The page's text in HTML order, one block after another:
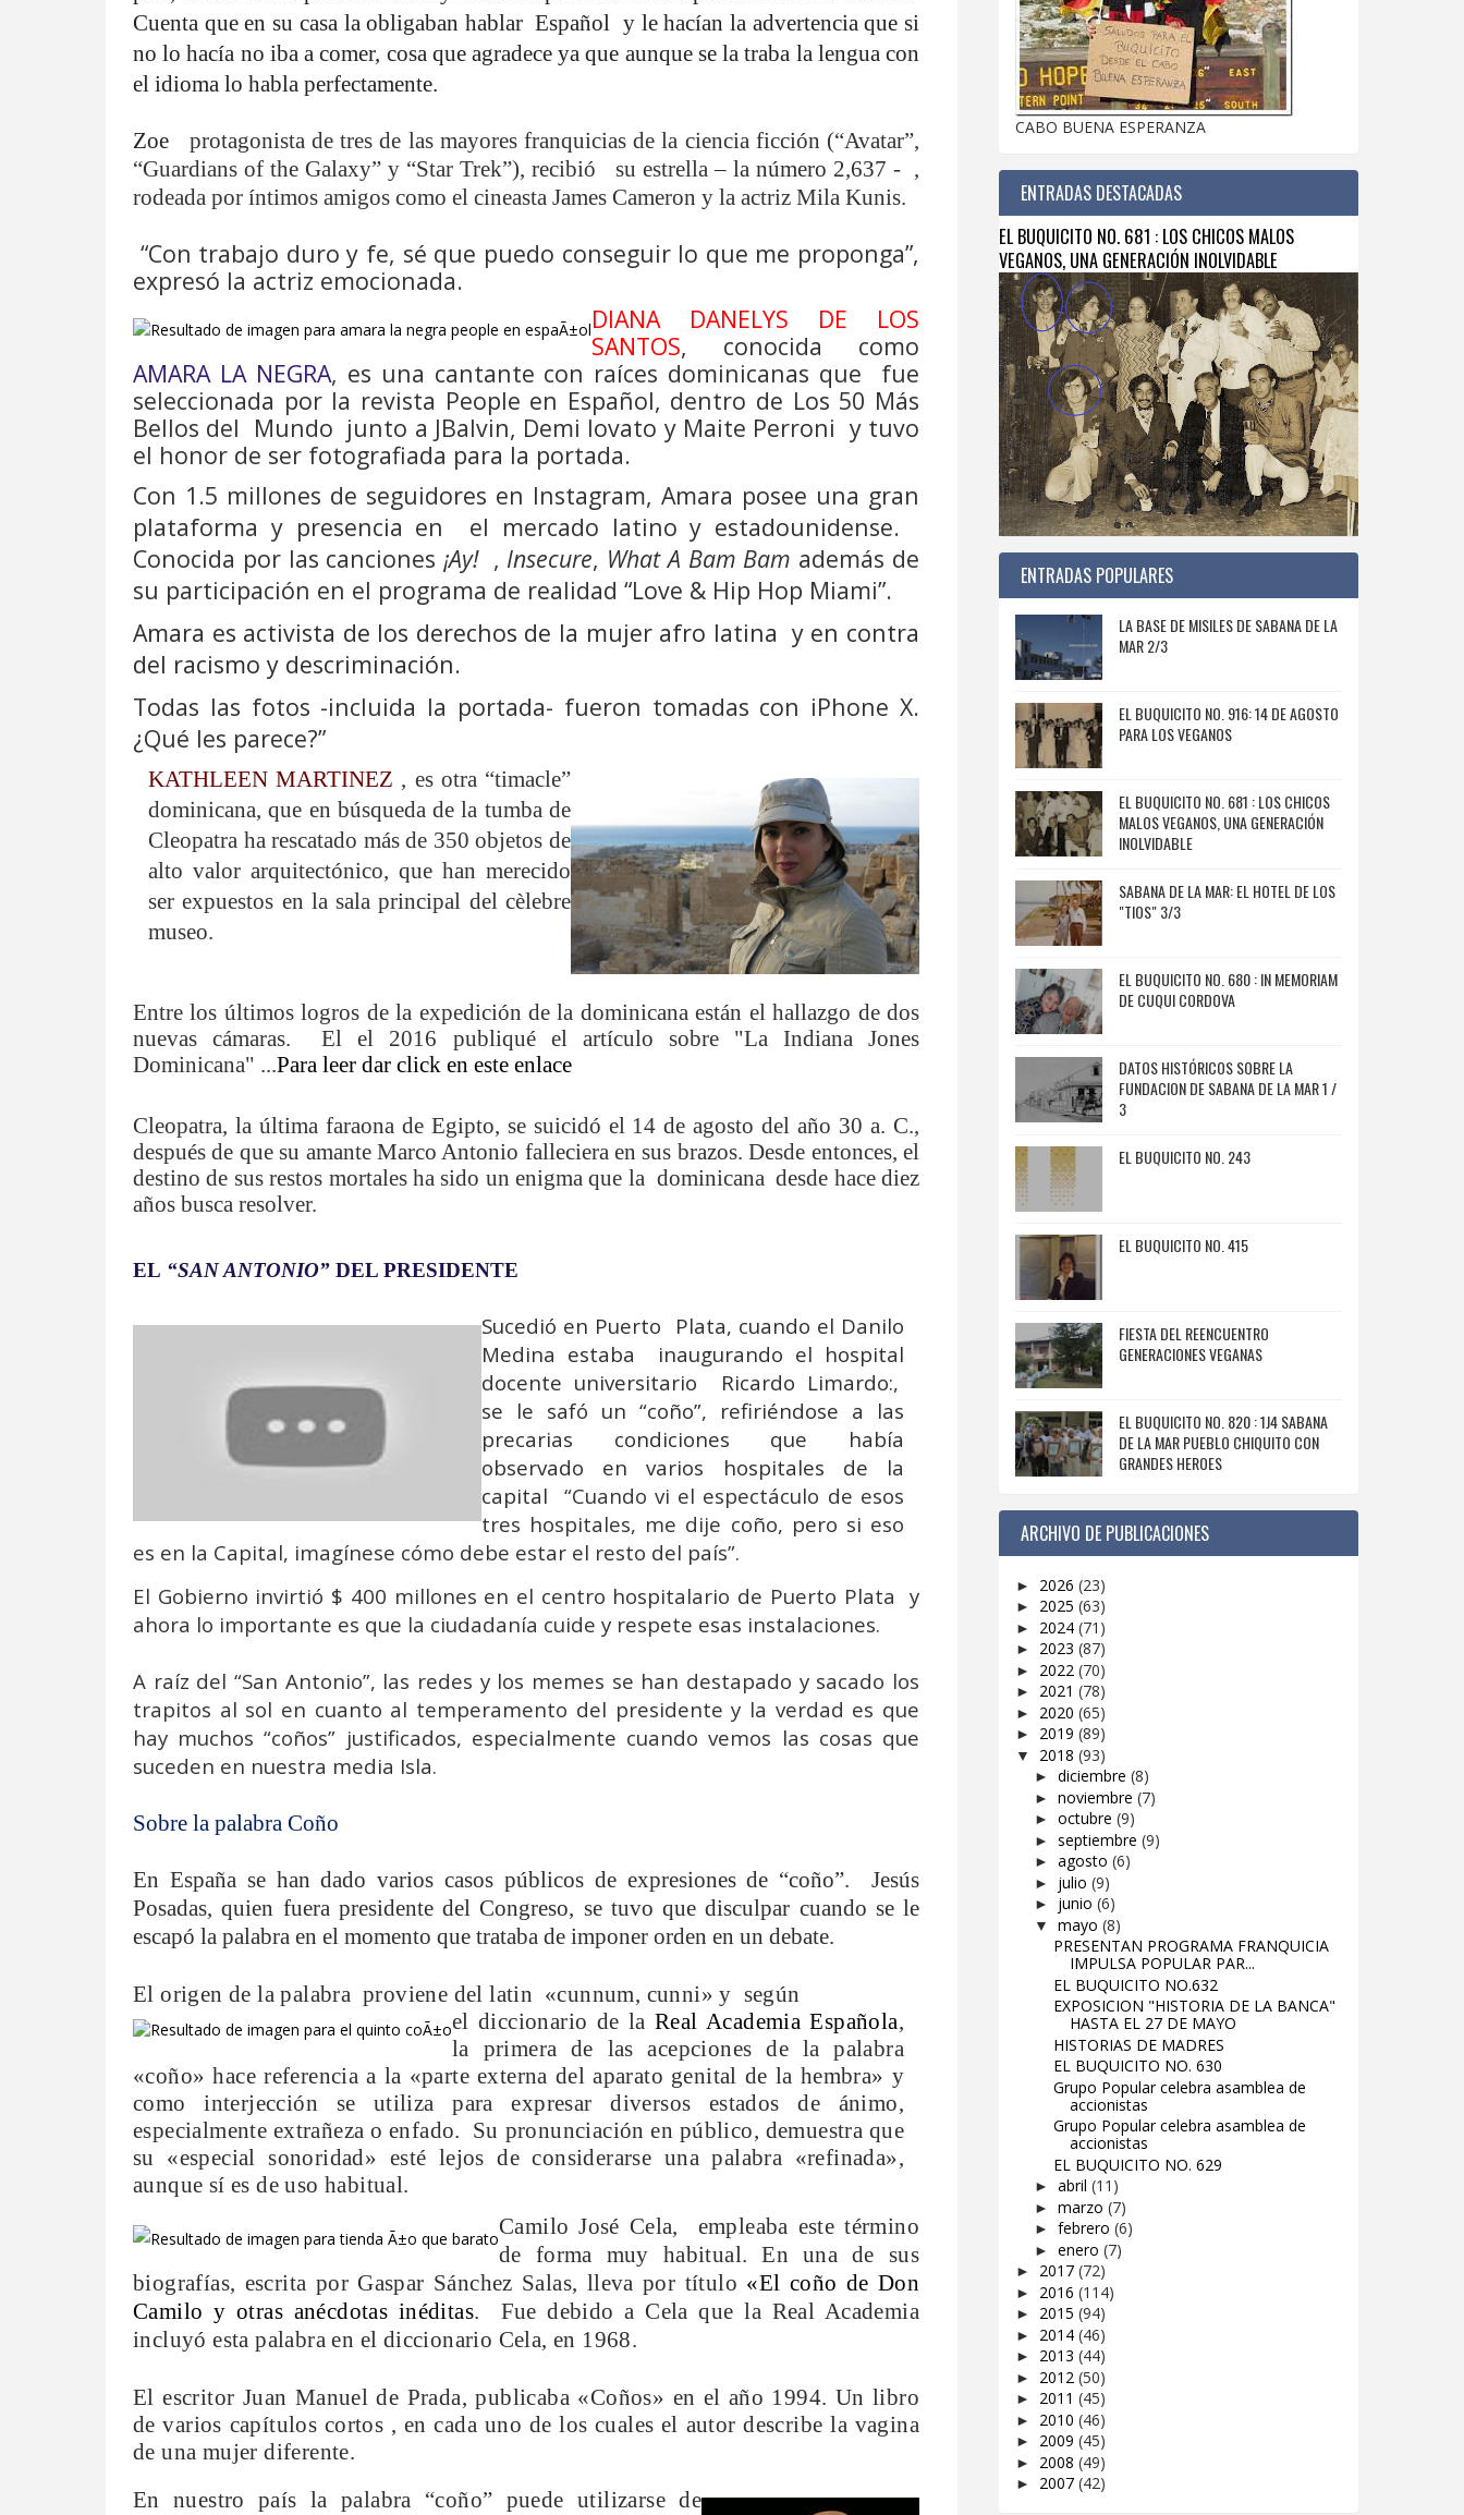
Cuenta que en su casa la obligaban hablar Español y le hacían la advertencia que si
no lo hacía no iba a comer, cosa que agradece ya que aunque se la traba la lengua con
el idioma lo habla perfectamente.
Zoe
protagonista de tres de las mayores franquicias de la ciencia ficción (“Avatar”,
“Guardians of the Galaxy” y “Star Trek”), recibió
su estrella – la número 2,637 - ,
rodeada por íntimos amigos como el cineasta James Cameron y la actriz Mila Kunis.
“Con trabajo duro y fe, sé que puedo conseguir lo que me proponga”,
expresó la actriz emocionada.
DIANA DANELYS DE LOS
SANTOS, conocida como
AMARA LA NEGRA, es una cantante con raíces dominicanas que fue
seleccionada por la revista People en Español, dentro de Los 50 Más
Bellos del Mundo junto a JBalvin, Demi lovato y Maite Perroni y tuvo
el honor de ser fotografiada para la portada.
Con 1.5 millones de seguidores en Instagram, Amara posee una gran
plataforma y presencia en
el mercado latino y estadounidense.
Conocida por las canciones ¡Ay!, Insecure, What A Bam Bam además de
su participación en el programa de realidad “Love & Hip Hop Miami”.
Amara es activista de los derechos de la mujer afro latina y en contra
del racismo y descriminación.
Todas las fotos -incluida la portada- fueron tomadas con iPhone X.
¿Qué les parece?”
KATHLEEN MARTINEZ , es otra “timacle”
dominicana, que en búsquedade la tumba de
Cleopatra ha rescatado más de 350 objetos de
alto valor arquitectónico, que han merecido
ser expuestos en la sala principal del cèlebre
museo.
Entrelos últimos logros de la expedición de la dominicana están el hallazgo de dos
nuevas cámaras. El el 2016 publiqué el artículo sobre "La Indiana Jones
Dominicana" ...Para leer dar click en este enlace
Cleopatra, la última faraona de Egipto, se suicidó el 14 de agosto del año 30 a. C.,
después de que su amante Marco Antonio falleciera en sus brazos. Desde entonces, el
destino de sus restos mortales ha sido un enigma que la dominicana desde hace diez
años busca resolver.
EL “SAN ANTONIO” DEL PRESIDENTE
Sucedió en Puerto
Plata, cuando el Danilo
Medina estaba
inaugurando el hospital
docente universitario
Ricardo Limardo:,
se le safó un “coño”, refiriéndose a las
precarias condiciones que había
observado en varios hospitales de la
capital
“Cuando vi el espectáculo de esos
tres hospitales, me dije coño, pero si eso
es en la Capital, imagínese cómo debe estar el resto del país”.
El Gobierno invirtió $ 400 millones en el centro hospitalario de Puerto Plata
y
ahora lo importante es que la ciudadanía cuide y respete esas instalaciones.
A raíz del “San Antonio”, las redes y los memes se han destapado y sacado los
trapitos al sol en cuanto al temperamento del presidente y la verdad es que
hay muchos “coños” justificados, especialmente cuando vemos las cosas que
suceden en nuestra media Isla.
Sobre la palabra Coño
En España se han dado varios casos públicos de expresiones de “coño”.
Jesús
Posadas, quien fuera presidente del Congreso, se tuvo que disculpar cuando se le
escapó la palabra en el momento que trataba de imponer orden en un debate.
El origen de la palabra proviene del latin «cunnum, cunni» y según
el diccionario de la Real Academia Española,
la primera de las acepciones de la palabra
«coño» hace referencia a la «parte externa del aparato genital de la hembra» y
como interjección se utiliza para expresar
diversos estados de ánimo,
especialmente extrañeza o enfado. Su pronunciación en público, demuestra que
su «especial sonoridad» esté lejos de considerarse una palabra «refinada»,
aunque sí es de uso habitual.
Camilo José Cela,
empleaba este término
de forma muy habitual. En una de sus
biografías, escrita por Gaspar Sánchez Salas, lleva por título «El coño de Don
Camilo y otras anécdotas inéditas.
Fue debido a Cela que la Real Academia
incluyó esta palabra en el diccionario Cela, en 1968.
El escritor Juan Manuel de Prada, publicaba «Coños» en el año 1994. Un libro
de varios capítulos cortos , en cada uno de los cuales el autor describe la vagina
de una mujer diferente.
En nuestro país la palabra “coño” puede utilizarse de
CABO BUENA ESPERANZA
ENTRADAS DESTACADAS
EL BUQUICITO NO. 681 : LOS CHICOS MALOS
VEGANOS, UNA GENERACIÓN INOLVIDABLE
ENTRADAS POPULARES
LA BASE DE MISILES DE SABANA DE LA
MAR 2/3
EL BUQUICITO NO. 916: 14 DE AGOSTO
PARA LOS VEGANOS
EL BUQUICITO NO. 681 : LOS CHICOS
MALOS VEGANOS, UNA GENERACIÓN
INOLVIDABLE
SABANA DE LA MAR: EL HOTEL DE LOS
"TIOS" 3/3
EL BUQUICITO NO. 680 : IN MEMORIAM
DE CUQUI CORDOVA
DATOS HISTÓRICOS SOBRE LA
FUNDACION DE SABANA DE LA MAR 1 /
3
EL BUQUICITO NO. 243
EL BUQUICITO NO. 415
FIESTA DEL REENCUENTRO
GENERACIONES VEGANAS
EL BUQUICITO NO. 820 : 1J4 SABANA
DE LA MAR PUEBLO CHIQUITO CON
GRANDES HEROES
ARCHIVO DE PUBLICACIONES
► 2026 (23)
► 2025 (63)
► 2024 (71)
► 2023 (87)
► 2022 (70)
► 2021 (78)
► 2020 (65)
► 2019 (89)
▼ 2018 (93)
► diciembre (8)
► noviembre (7)
► octubre (9)
► septiembre (9)
► agosto (6)
► julio (9)
► junio (6)
▼ mayo (8)
PRESENTAN PROGRAMA FRANQUICIA
IMPULSA POPULAR PAR...
EL BUQUICITO NO.632
EXPOSICION "HISTORIA DE LA BANCA"
HASTA EL 27 DE MAYO
HISTORIAS DE MADRES
EL BUQUICITO NO. 630
Grupo Popular celebra asamblea de
accionistas
Grupo Popular celebra asamblea de
accionistas
EL BUQUICITO NO. 629
► abril (11)
► marzo (7)
► febrero (6)
► enero (7)
► 2017 (72)
► 2016 (114)
► 2015 (94)
► 2014 (46)
► 2013 (44)
► 2012 (50)
► 2011 (45)
► 2010 (46)
► 2009 (45)
► 2008 (49)
► 2007 (42)